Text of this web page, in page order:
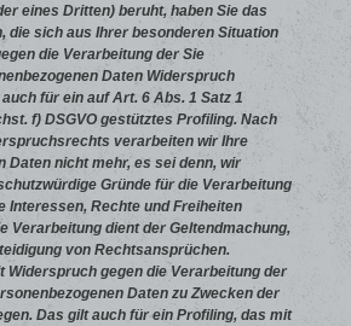
eines Dritten) beruht, haben Sie das
die sich aus Ihrer besonderen Situation
die Verarbeitung der Sie
Daten Widerspruch
für ein auf Art. 6 Abs. 1 Satz 1
f) DSGVO gestütztes Profiling. Nach
verarbeiten wir Ihre
Daten nicht mehr, es sei denn, wir
Gründe für die Verarbeitung
Interessen, Rechte und Freiheiten
Verarbeitung dient der Geltendmachung,
von Rechtsansprüchen.
Widerspruch gegen die Verarbeitung der
Daten zu Zwecken der
Das gilt auch für ein Profiling, das mit